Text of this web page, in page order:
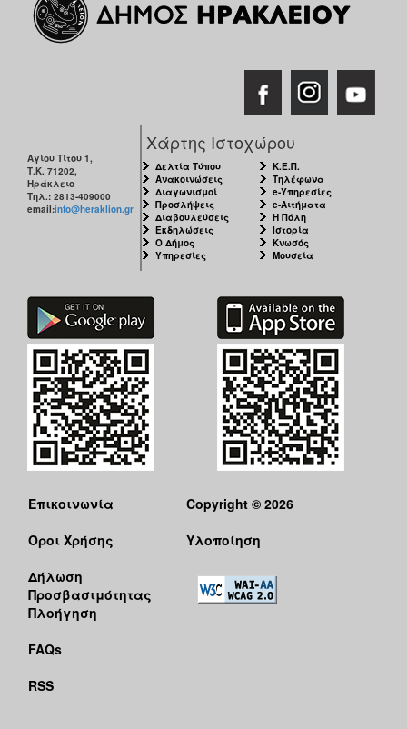
Αγίου Τίτου 1,
Τ.Κ. 71202,
Ηράκλειο
Τηλ.: 2813-409000
email:info@heraklion.gr
Χάρτης Ιστοχώρου
Δελτία Τύπου
Ανακοινώσεις
Διαγωνισμοί
Προσλήψεις
Διαβουλεύσεις
Εκδηλώσεις
Ο Δήμος
Υπηρεσίες
Κ.Ε.Π.
Τηλέφωνα
e-Υπηρεσίες
e-Αιτήματα
Η Πόλη
Ιστορία
Κνωσός
Μουσεία
Επικοινωνία
Όροι Χρήσης
Δήλωση
Προσβασιμότητας
Πλοήγηση
FAQs
RSS
Copyright © 2026
Υλοποίηση